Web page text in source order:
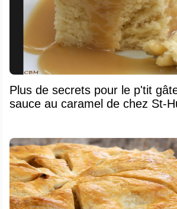
Plus de secrets pour le p'tit
sauce au caramel de chez St-